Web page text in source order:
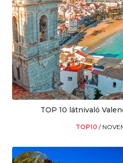
TOP 10 látnivaló
TOP10 /